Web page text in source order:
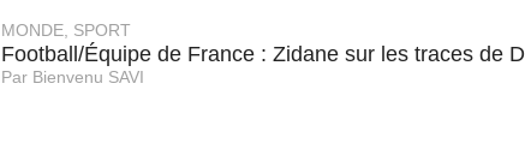
MONDE SPORT
Football/Équipe de France : Zidane sur les traces de
Par Bienvenu SAVI